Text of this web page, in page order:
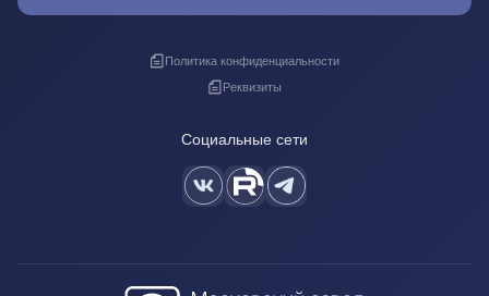
Политика конфиденциальности
Реквизиты
Социальные сети